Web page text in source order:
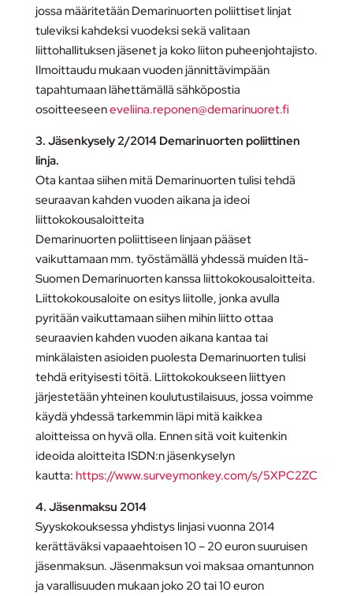
jossa määritetään Demarinuorten poliittiset linjat
tuleviksi kahdeksi vuodeksi sekä valitaan
liittohallituksen jäsenet ja koko liiton puheenjohtajisto.
Ilmoittaudu mukaan vuoden jännittävimpään
tapahtumaan lähettämällä sähköpostia
osoitteeseeneveliina.reponen@demarinuoret.fi
3. Jäsenkysely 2/2014 Demarinuorten poliittinen
linja.
Ota kantaa siihen mitä Demarinuorten tulisi tehdä
seuraavan kahden vuoden aikana ja ideoi
liittokokousaloitteita
Demarinuorten poliittiseen linjaan pääset
vaikuttamaan mm. työstämällä yhdessä muiden Itä-
Suomen Demarinuorten kanssa liittokokousaloitteita.
Liittokokousaloite on esitys liitolle, jonka avulla
pyritään vaikuttamaan siihen mihin liitto ottaa
seuraavien kahden vuoden aikana kantaa tai
minkälaisten asioiden puolesta Demarinuorten tulisi
tehdä erityisesti töitä. Liittokokoukseen liittyen
järjestetään yhteinen koulutustilaisuus, jossa voimme
käydä yhdessä tarkemmin läpi mitä kaikkea
aloitteissa on hyvä olla. Ennen sitä voit kuitenkin
ideoida aloitteita ISDN:n jäsenkyselyn
kautta: https://www.surveymonkey.com/s/5XPC2ZC
4. Jäsenmaksu 2014
Syyskokouksessa yhdistys linjasi vuonna 2014
kerättäväksi vapaaehtoisen 10 – 20 euron suuruisen
jäsenmaksun. Jäsenmaksun voi maksaa omantunnon
ja varallisuuden mukaan joko 20 tai 10 euron